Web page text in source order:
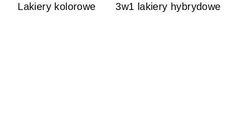
Lakiery kolorowe 3w1 lakiery hybrydowe